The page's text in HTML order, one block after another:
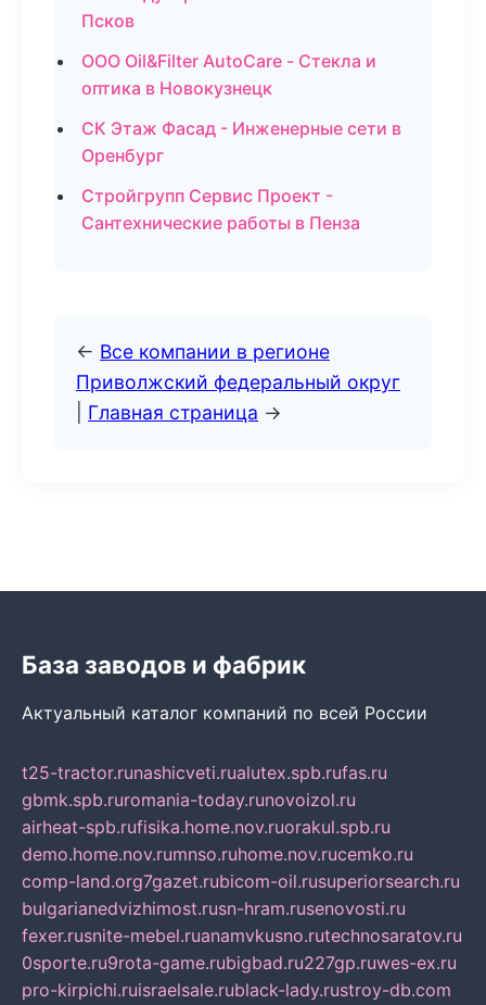
Псков
ООО Oil&Filter AutoCare - Стекла и
оптика в Новокузнецк
СК Этаж Фасад - Инженерные сети в
Оренбург
Стройгрупп Сервис Проект -
Сантехнические работы в Пенза
← Все компании в регионе
Приволжский федеральный округ
Главная страница →
База заводов и фабрик
Актуальный каталог компаний по всей России
t25-tractor.runashicveti.rualutex.spb.rufas.ru
gbmk.spb.ruromania-today.runovoizol.ru
airheat-spb.rufisika.home.nov.ruorakul.spb.ru
demo.home.nov.rumnso.ruhome.nov.rucemko.ru
comp-land.org7gazet.rubicom-oil.rusuperiorsearch.ru
bulgarianedvizhimost.rusn-hram.rusenovosti.ru
fexer.rusnite-mebel.ruanamvkusno.rutechnosaratov.ru
0sporte.ru9rota-game.rubigbad.ru227gp.ruwes-ex.ru
pro-kirpichi.ruisraelsale.rublack-lady.rustroy-db.com